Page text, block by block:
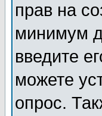
прав на
минимум
введите
можете
опрос.